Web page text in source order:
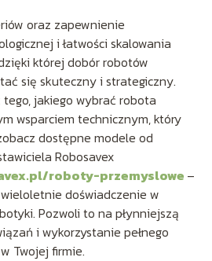
oraz zapewnienie
i łatwości skalowania
której dobór robotów
się skuteczny i strategiczny.
jakiego wybrać robota
wsparciem technicznym, który
dostępne modele od
Robosavex
roboty-przemyslowe –
doświadczenie w
Pozwoli to na płynniejszą
i wykorzystanie pełnego
Twojej firmie.